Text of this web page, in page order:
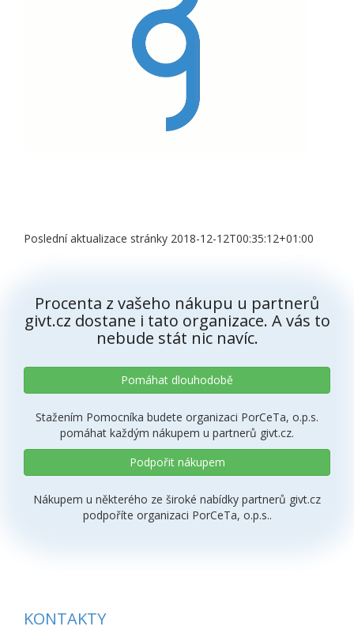
Poslední aktualizace stránky 2018-12-12T00:35:12+01:00
Procenta z vašeho nákupu u partnerů
givt.cz dostane i tato organizace. A vás to
nebude stát nic navíc.
Pomáhat dlouhodobě
Stažením Pomocníka budete organizaci PorCeTa, o.p.s.
pomáhat každým nákupem u partnerů givt.cz.
Podpořit nákupem
Nákupem u některého ze široké nabídky partnerů givt.cz
podpoříte organizaci PorCeTa, o.p.s..
KONTAKTY